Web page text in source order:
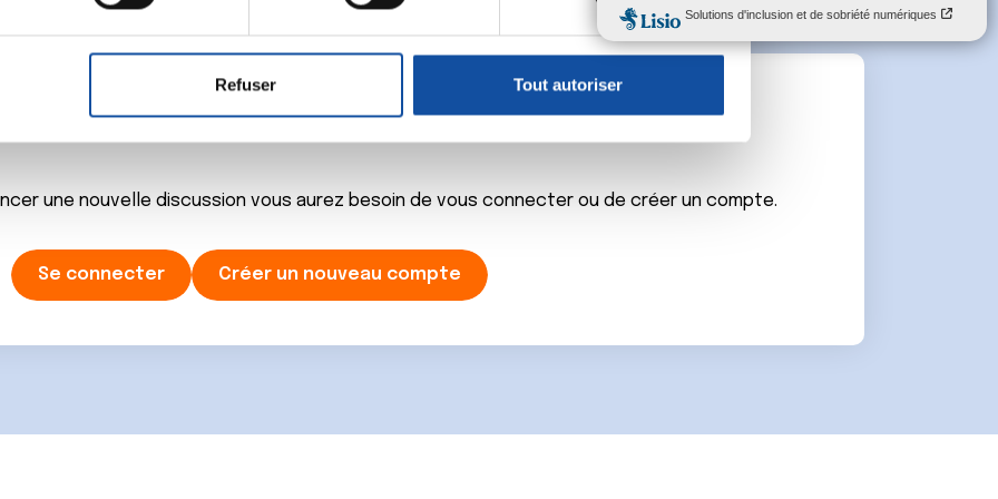
de vos données personnelles et définir vos préférences, reportez-vous à lasection «
ou retirer votre consentement à tout moment à partir de la déclaration sur les cookies.
Refuser Tout autoriser
Ecrire un commentaire
une nouvelle discussion vous aurez besoin de vous connecter ou de créer un compte.
Se connecter Créer un nouveau compte